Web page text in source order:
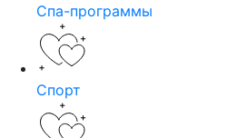
Спа-программы
Спорт